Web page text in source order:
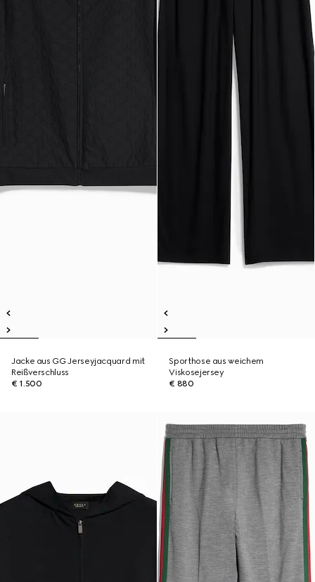
Jacke aus GG Jerseyjacquard mit
Reißverschluss
€ 1.500
Sporthose aus weichem
Viskosejersey
€ 880